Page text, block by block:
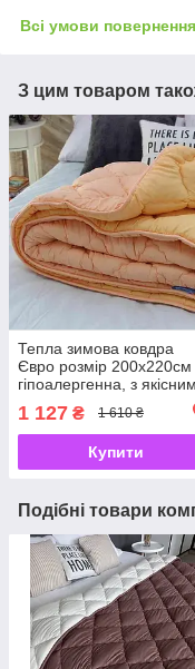
Всі умови повернення
З цим товаром
Тепла зимова ковдра
Євро розмір 200х220см
гіпоалергенна, з якісним
холлофайбер
1 127 ₴ 1 610 ₴
Купити
Подібні товари